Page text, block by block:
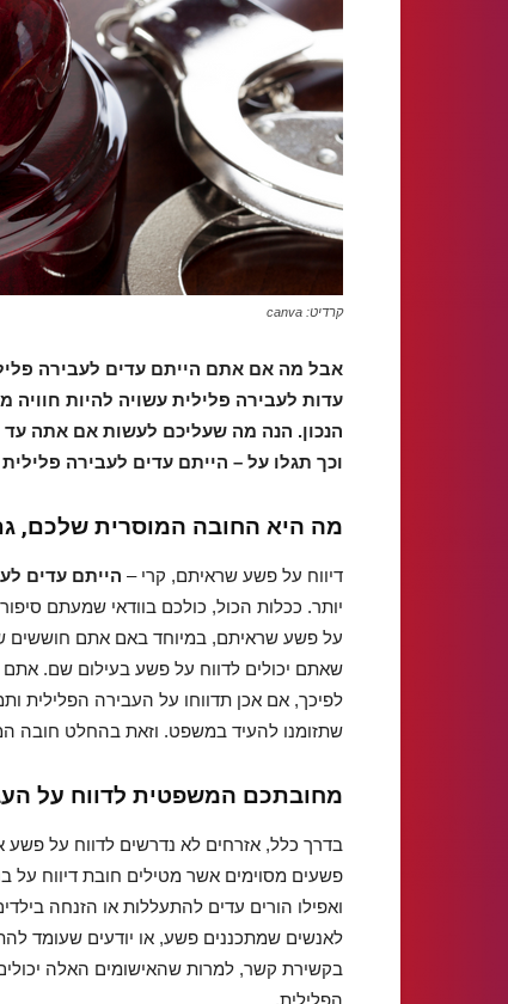
קרדיט: canva
אבל מה אם אתם הייתם עדים לעבירה
עדות לעבירה פלילית עשויה להיות
הנכון. הנה מה שעליכם לעשות אם אתה
וכך תגלו על – הייתם עדים לעבירה
מה היא החובה המוסרית שלכם,
דיווח על פשע שראיתם, קרי – הייתם עדים
יותר. ככלות הכול, כולכם בוודאי שמעתם
על פשע שראיתם, במיוחד באם אתם חוששים
שאתם יכולים לדווח על פשע בעילום שם.
לפיכך, אם אכן תדווחו על העבירה הפלילית
שתזומנו להעיד במשפט. וזאת בהחלט חובה
מחובתכם המשפטית לדווח על
בדרך כלל, אזרחים לא נדרשים לדווח על
פשעים מסוימים אשר מטילים חובת דיווח על
ואפילו הורים עדים להתעללות או הזנחה
לאנשים שמתכננים פשע, או יודעים שעומד
בקשירת קשר, למרות שהאישומים האלה
הפלילית.